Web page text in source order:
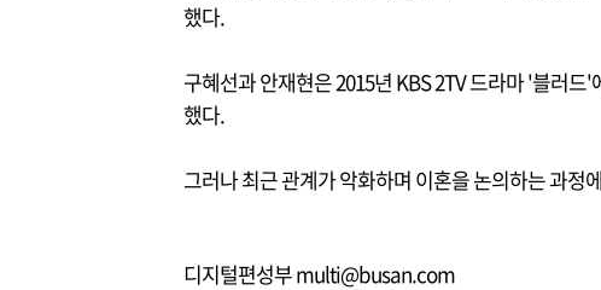
했다.
구혜선과 안재현은 2015년 KBS 2TV 드라마 '블러
했다.
그러나 최근 관계가 악화하며 이혼을 논의하는 과정
디지털편성부 multi@busan.com